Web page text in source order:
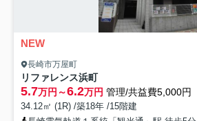
NEW
長崎市万屋町
リファレンス浜町
5.7万円～6.2万円 管理/共益費5,000円
34.12㎡ (1R) /築18年 /15階建